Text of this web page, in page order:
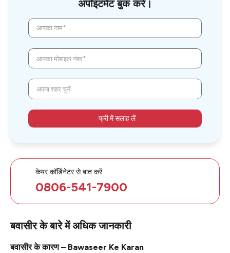
बवासीर के बारे में अधिक जानकारी
बवासीर के कारण – Bawaseer Ke Karan
आपका नाम*
आपका मोबाइल नंबर*
अपना शहर चुनें
फ्री में सलाह लें
केयर कॉर्डिनेटर से बात करें
0806-541-7900